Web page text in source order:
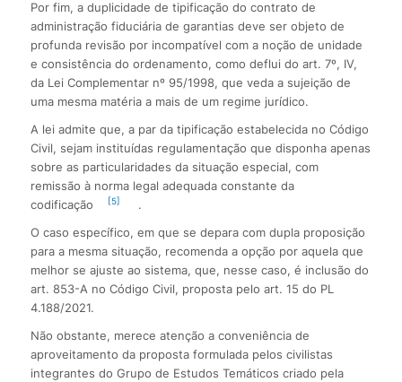
Por fim, a duplicidade de tipificação do contrato de
administração fiduciária de garantias deve ser objeto de
profunda revisão por incompatível com a noção de unidade
e consistência do ordenamento, como deflui do art. 7º, IV,
da Lei Complementar nº 95/1998, que veda a sujeição de
uma mesma matéria a mais de um regime jurídico.
A lei admite que, a par da tipificação estabelecida no Código
Civil, sejam instituídas regulamentação que disponha apenas
sobre as particularidades da situação especial, com
remissão à norma legal adequada constante da
codificação
[5]
.
O caso específico, em que se depara com dupla proposição
para a mesma situação, recomenda a opção por aquela que
melhor se ajuste ao sistema, que, nesse caso, é inclusão do
art. 853-A no Código Civil, proposta pelo art. 15 do PL
4.188/2021.
Não obstante, merece atenção a conveniência de
aproveitamento da proposta formulada pelos civilistas
integrantes do Grupo de Estudos Temáticos criado pela